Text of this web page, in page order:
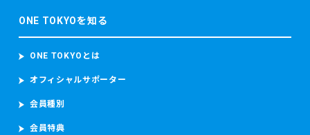
ONE TOKYOを知る
ONE TOKYOとは
オフィシャルサポーター
会員種別
会員特典